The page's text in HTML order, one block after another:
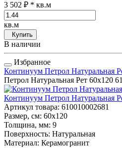
3 502 ₽ * кв.м
кв.м
Купить
В наличии
Избранное
Континуум Петрол Натуральная
Петрол Натуральная Рет 60x120
Континуум Петрол Натуральная
Артикул товара: 610010002681
Размер, см: 60x120
Толщина, мм: 9
Поверхность: Натуральная
Материал: Керамогранит